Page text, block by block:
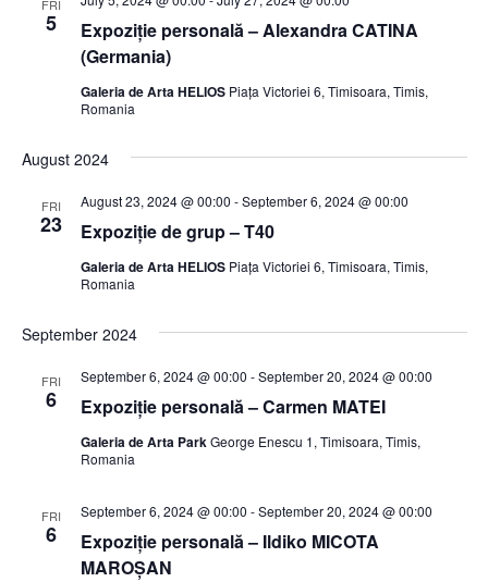
FRI
5
Expoziție personală – Alexandra CATINA
(Germania)
Galeria de Arta HELIOS Piața Victoriei 6, Timisoara, Timis,
Romania
August 2024
FRI
23 Expoziție de grup – T40
August 23, 2024 @ 00:00 -September 6, 2024 @ 00:00
Galeria de Arta HELIOS Piața Victoriei 6, Timisoara, Timis,
Romania
September 2024
FRI
6 Expoziție personală – Carmen MATEI
September 6, 2024 @ 00:00 -September 20, 2024 @ 00:00
Galeria de Arta ParkGeorge Enescu 1, Timisoara, Timis,
Romania
FRI
6
Expoziție personală – Ildiko MICOTA
MAROȘAN
September 6, 2024 @ 00:00 -September 20, 2024 @ 00:00